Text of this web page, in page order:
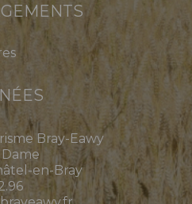
Bray-Eawy
en-Bray